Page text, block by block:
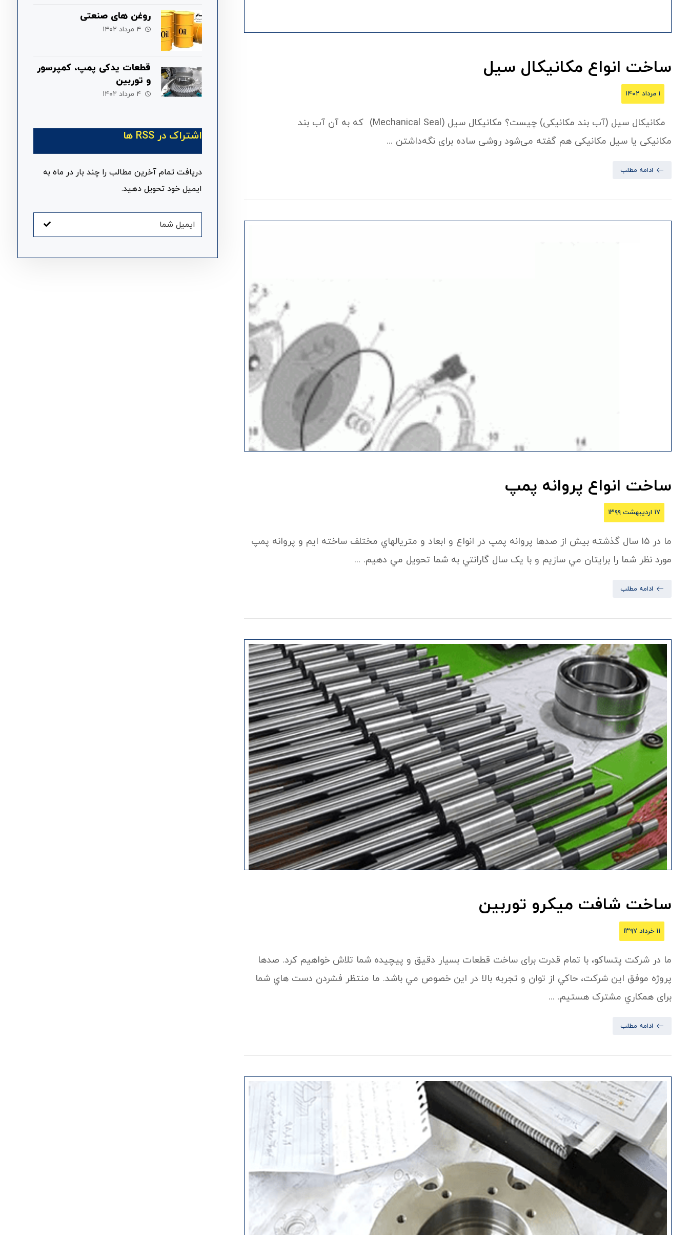
ساخت انواع مکانیکال سیل
۱ مرداد ۱۴۰۲
مکانیکال سیل (آب بند مکانیکی) چیست؟ مکانیکال سیل (Mechanical Seal) که به آن آب بند
مکانیکی یا سیل مکانیکی هم گفته می‌شود روشی ساده برای نگه‌داشتن ...
ادامه مطلب
ساخت انواع پروانه پمپ
۱۷ اردیبهشت ۱۳۹۹
ما در 15 سال گذشته بيش از صدها پروانه پمپ در انواع و ابعاد و متريالهاي مختلف ساخته ايم و پروانه پمپ
مورد نظر شما را برايتان مي سازيم و با يک سال گارانتي به شما تحويل مي دهيم. ...
ادامه مطلب
ساخت شافت ميکرو توربين
۱۱ خرداد ۱۳۹۷
ما در شرکت پتساکو، با تمام قدرت برای ساخت قطعات بسيار دقيق و پيچيده شما تلاش خواهيم کرد. صدها
پروژه موفق اين شرکت، حاکي از توان و تجربه بالا در اين خصوص مي باشد. ما منتظر فشردن دست هاي شما
برای همکاري مشترک هستيم. ...
ادامه مطلب
روغن های صنعتی
۴ مرداد ۱۴۰۲
قطعات یدکی پمپ، کمپرسور
و توربین
۴ مرداد ۱۴۰۲
اشتراک در RSS ها
دریافت تمام آخرین مطالب را چند بار در ماه به
ایمیل خود تحویل دهید.